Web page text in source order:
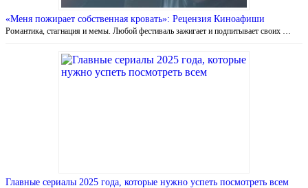
«Меня пожирает собственная кровать»: Рецензия Киноафиши
Романтика, стагнация и мемы. Любой фестиваль зажигает и подпитывает своих …
Главные сериалы 2025 года, которые нужно успеть посмотреть всем